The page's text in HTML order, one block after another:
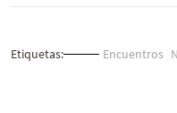
Etiquetas: Encuentros